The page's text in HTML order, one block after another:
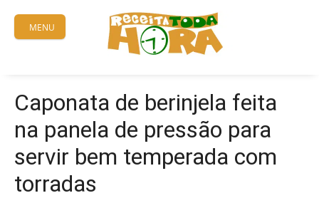
content
MENU
Caponata de berinjela feita
na panela de pressão para
servir bem temperada com
torradas